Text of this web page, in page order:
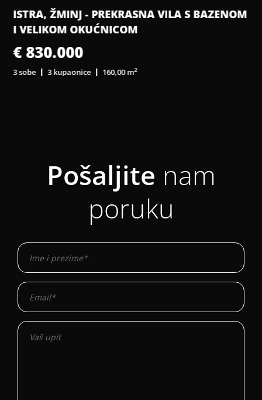
ISTRA, ŽMINJ - PREKRASNA VILA S BAZENOM
I VELIKOM OKUĆNICOM
€ 830.000
3 sobe 3 kupaonice 160,00 m2
Pošaljite nam
poruku